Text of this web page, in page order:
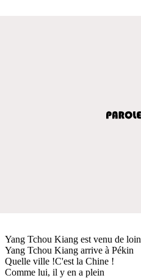
Yang Tchou Kiang est venu de loin
Yang Tchou Kiang arrive à Pékin
Quelle ville !C'est la Chine !
Comme lui, il y en a plein